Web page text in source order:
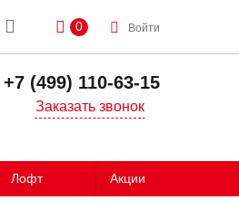
0 Войти
+7 (499) 110-63-15
Заказать звонок
Лофт Акции